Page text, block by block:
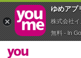
ゆめアプ‪
株式会社
無料 - In